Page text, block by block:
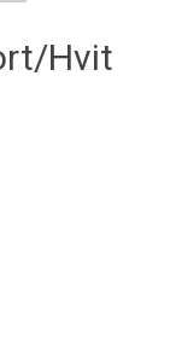
Hvit